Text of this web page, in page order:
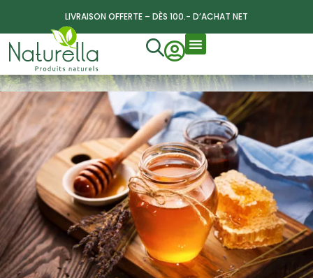
LIVRAISON OFFERTE – DÈS 100.- D’ACHAT NET